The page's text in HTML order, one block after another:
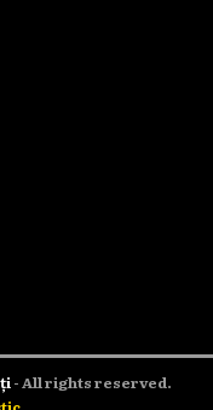
- All rights reserved.